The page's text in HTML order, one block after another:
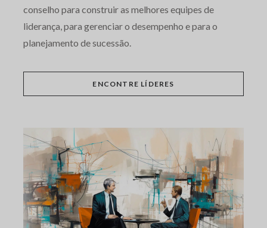
conselho para construir as melhores equipes de
liderança, para gerenciar o desempenho e para o
planejamento de sucessão.
ENCONTRE LÍDERES